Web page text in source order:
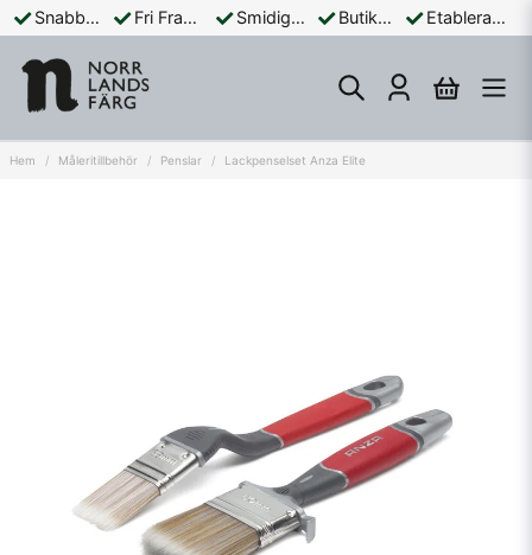
Snabba Leveranser Fri Frakt Över 899:- Smidiga Betalningar Butik och Online Etablerad Sedan 1965
Hem Måleritillbehör Penslar Lackpenselset Anza Elite